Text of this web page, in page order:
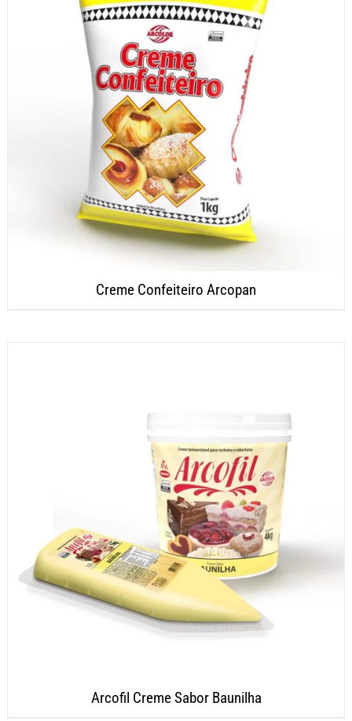
Creme Confeiteiro Arcopan
Arcofil Creme Sabor Baunilha